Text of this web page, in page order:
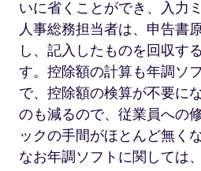
いに省くことができ、入力
人事総務担当者は、申告書
し、記入したものを回収す
す。控除額の計算も年調ソ
で、控除額の検算が不要に
のも減るので、従業員への
ックの手間がほとんど無く
なお年調ソフトに関しては